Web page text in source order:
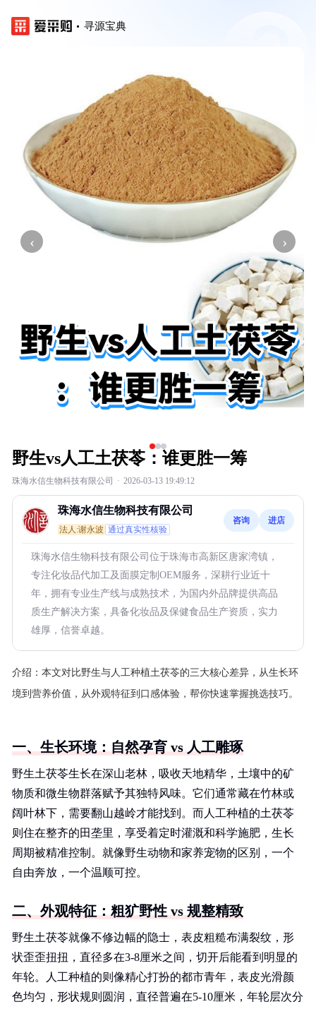
寻源宝典
‹ ›
野生vs人工土茯苓：谁更胜一筹
珠海水信生物科技有限公司 · 2026-03-13 19:49:12
珠海水信生物科技有限公司
法人:谢永波 通过真实性核验
咨询 进店
珠海水信生物科技有限公司位于珠海市高新区唐家湾镇，
专注化妆品代加工及面膜定制OEM服务，深耕行业近十
年，拥有专业生产线与成熟技术，为国内外品牌提供高品
质生产解决方案，具备化妆品及保健食品生产资质，实力
雄厚，信誉卓越。
介绍： 本文对比野生与人工种植土茯苓的三大核心差异，从生长环
境到营养价值，从外观特征到口感体验，帮你快速掌握挑选技巧。
一、生长环境：自然孕育 vs 人工雕琢
野生土茯苓生长在深山老林，吸收天地精华，土壤中的矿
物质和微生物群落赋予其独特风味。它们通常藏在竹林或
阔叶林下，需要翻山越岭才能找到。而人工种植的土茯苓
则住在整齐的田垄里，享受着定时灌溉和科学施肥，生长
周期被精准控制。就像野生动物和家养宠物的区别，一个
自由奔放，一个温顺可控。
二、外观特征：粗犷野性 vs 规整精致
野生土茯苓就像不修边幅的隐士，表皮粗糙布满裂纹，形
状歪歪扭扭，直径多在3-8厘米之间，切开后能看到明显的
年轮。人工种植的则像精心打扮的都市青年，表皮光滑颜
色均匀，形状规则圆润，直径普遍在5-10厘米，年轮层次分